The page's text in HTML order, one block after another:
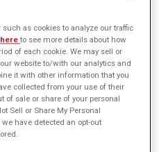
性を高める。また軸電流は軸受の
を著しく低下させる要因となり得
ら、設計段階でコモンモード電
に予測することは極めて重要であ
慮した高周波経路を等価回路で表
連成で永久磁石同期モータの高周
、等価回路のモデリングの指針と
ても触れる。
as cookies to analyze our traffic
hereto see more details about how
of each cookie. We may sell or
website to/with our analytics and
it with other information that you
collected from your use of their
of sale or share of your personal
Sell or Share My Personal
have detected an opt-out